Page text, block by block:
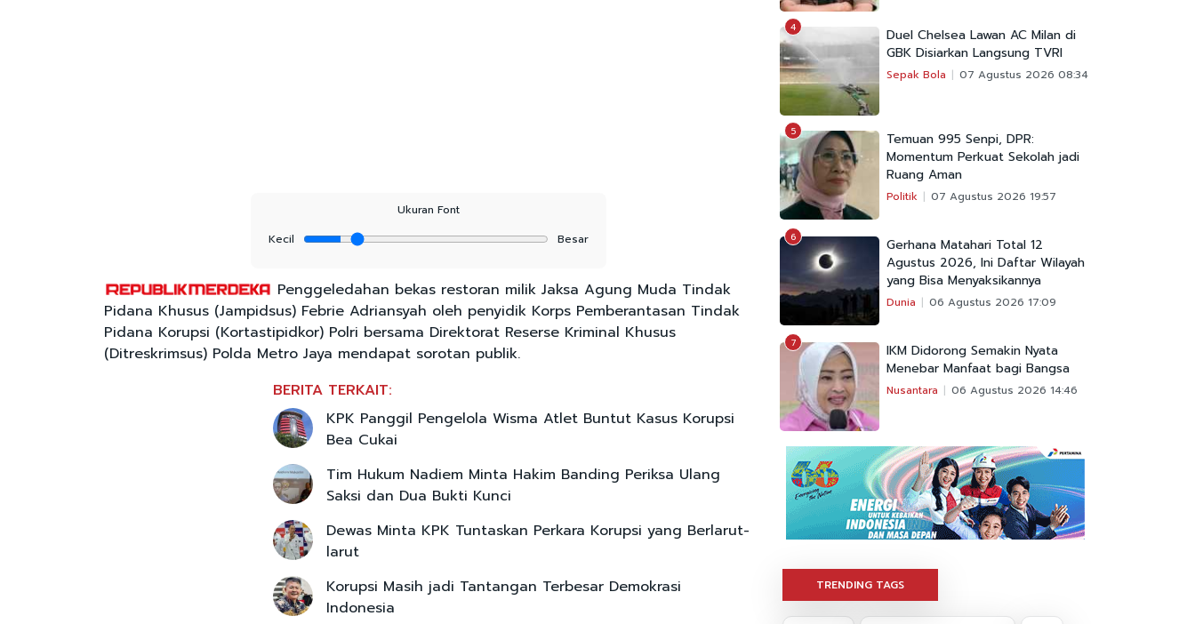
Ukuran Font
Kecil
Besar
Penggeledahan bekas restoran milik Jaksa Agung Muda Tindak
Pidana Khusus (Jampidsus) Febrie Adriansyah oleh penyidik Korps Pemberantasan Tindak
Pidana Korupsi (Kortastipidkor) Polri bersama Direktorat Reserse Kriminal Khusus
(Ditreskrimsus) Polda Metro Jaya mendapat sorotan publik.
BERITA TERKAIT:
KPK Panggil Pengelola Wisma Atlet Buntut Kasus Korupsi
Bea Cukai
Tim Hukum Nadiem Minta Hakim Banding Periksa Ulang
Saksi dan Dua Bukti Kunci
Dewas Minta KPK Tuntaskan Perkara Korupsi yang Berlarut-
larut
Korupsi Masih jadi Tantangan Terbesar Demokrasi
Indonesia
4
Duel Chelsea Lawan AC Milan di
GBK Disiarkan Langsung TVRI
Sepak Bola 07 Agustus 2026 08:34
5
Temuan 995 Senpi, DPR:
Momentum Perkuat Sekolah jadi
Ruang Aman
Politik 07 Agustus 2026 19:57
6
Gerhana Matahari Total 12
Agustus 2026, Ini Daftar Wilayah
yang Bisa Menyaksikannya
Dunia 06 Agustus 2026 17:09
7
IKM Didorong Semakin Nyata
Menebar Manfaat bagi Bangsa
Nusantara 06 Agustus 2026 14:46
TRENDING TAGS